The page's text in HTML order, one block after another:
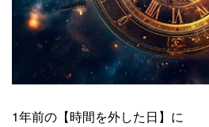
1年前の【時間を外した日】に